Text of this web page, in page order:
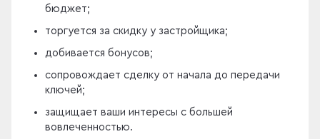
бюджет;
торгуется за скидку у застройщика;
добивается бонусов;
сопровождает сделку от начала до передачи
ключей;
защищает ваши интересы с большей
вовлеченностью.